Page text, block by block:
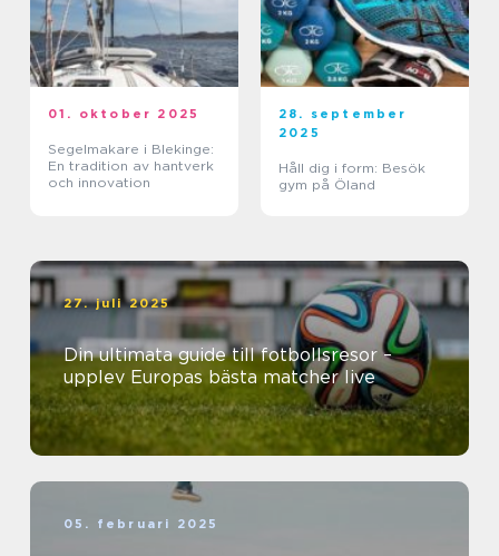
01. oktober 2025
Segelmakare i Blekinge:
En tradition av hantverk
och innovation
28. september
2025
Håll dig i form: Besök
gym på Öland
27. juli 2025
Din ultimata guide till fotbollsresor –
upplev Europas bästa matcher live
05. februari 2025